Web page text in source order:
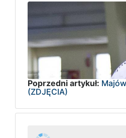
Poprzedni artykuł:
(ZDJĘCIA)